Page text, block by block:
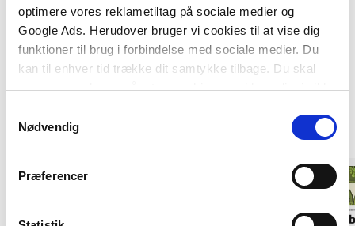
optimere vores reklametiltag på sociale medier og
Google Ads. Herudover bruger vi cookies til at vise dig
funktioner til brug i forbindelse med sociale medier. Du
kan til enhver tid trække dit samtykke tilbage. Du skal
være opmærksom på, at vores hjemmeside muligvis ikke
tilbagetrækker et samtykke.
Nødvendig
Præferencer
Andre har også købt